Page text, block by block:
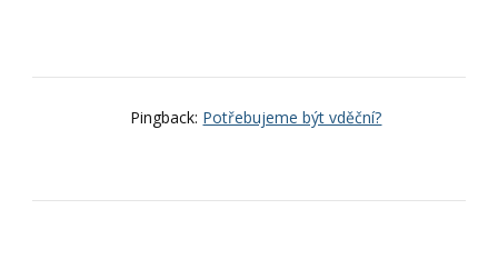
Pingback: Potřebujeme být vděční?